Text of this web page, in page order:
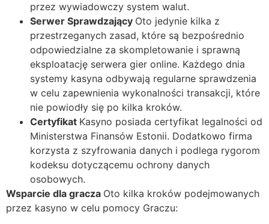
przez wywiadowczy system walut.
Serwer Sprawdzający Oto jedynie kilka z
przestrzeganych zasad, które są bezpośrednio
odpowiedzialne za skompletowanie i sprawną
eksploatację serwera gier online. Każdego dnia
systemy kasyna odbywają regularne sprawdzenia
w celu zapewnienia wykonalności transakcji, które
nie powiodły się po kilka kroków.
Certyfikat Kasyno posiada certyfikat legalności od
Ministerstwa Finansów Estonii. Dodatkowo firma
korzysta z szyfrowania danych i podlega rygorom
kodeksu dotyczącemu ochrony danych
osobowych.
Wsparcie dla gracza Oto kilka kroków podejmowanych
przez kasyno w celu pomocy Graczu: